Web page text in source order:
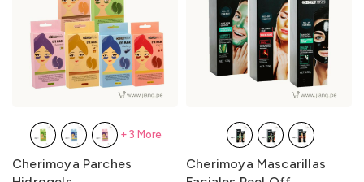
Cherimoya Parches
+3 More
Cherimoya Mascarillas